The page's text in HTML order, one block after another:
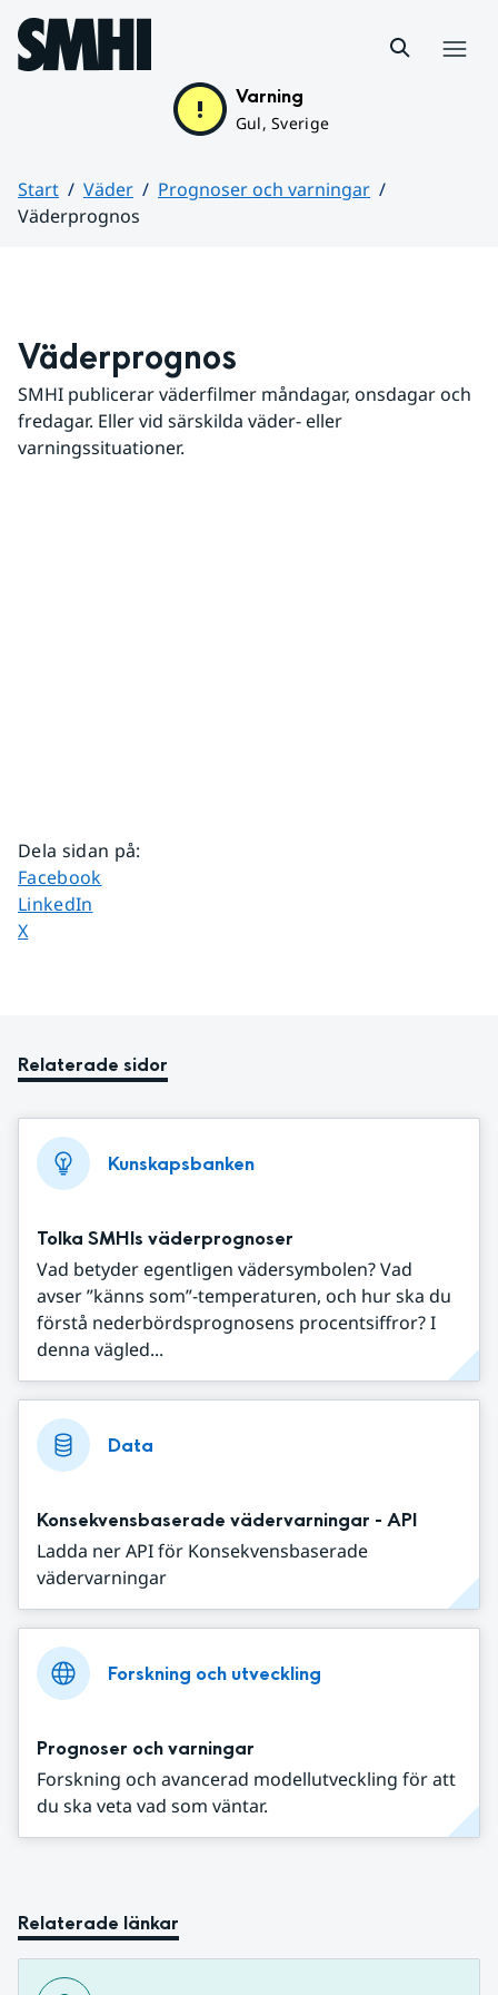
Hoppa till sidans innehåll
Varning
Gul, Sverige
Start Väder
Prognoser och varningar
Väderprognos
Väderprognos
SMHI publicerar väderfilmer måndagar, onsdagar och
fredagar. Eller vid särskilda väder- eller
varningssituationer.
Dela sidan på:
Dela sidan på
Facebook
Dela sidan på
LinkedIn
Dela sidan på
X
Relaterade sidor
Kunskapsbanken
Tolka SMHIs väderprognoser
Vad betyder egentligen vädersymbolen? Vad
avser ”känns som”-temperaturen, och hur ska du
förstå nederbördsprognosens procentsiffror? I
denna vägled...
Data
Konsekvensbaserade vädervarningar - API
Ladda ner API för Konsekvensbaserade
vädervarningar
Forskning och utveckling
Prognoser och varningar
Forskning och avancerad modellutveckling för att
du ska veta vad som väntar.
Relaterade länkar